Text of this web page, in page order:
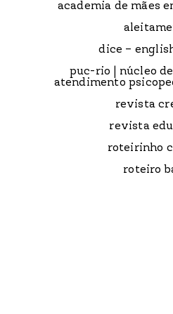
academia de mães
dice –
puc-rio | núcleo
atendimento
revista
revista
roteirinho
roteiro